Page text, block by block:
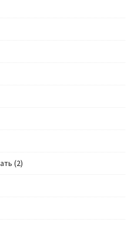
(2)